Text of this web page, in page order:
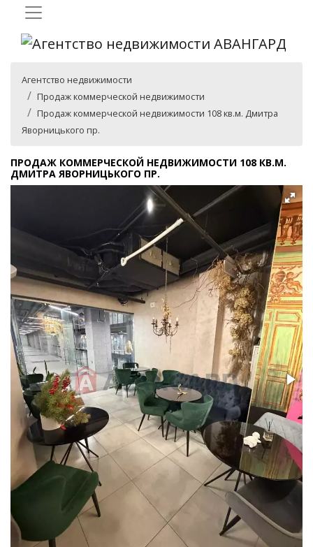
Агентство недвижимости
Продаж коммерческой недвижимости
Продаж коммерческой недвижимости 108 кв.м. Дмитра
Яворницького пр.
ПРОДАЖ КОММЕРЧЕСКОЙ НЕДВИЖИМОСТИ 108 КВ.М.
ДМИТРА ЯВОРНИЦЬКОГО ПР.